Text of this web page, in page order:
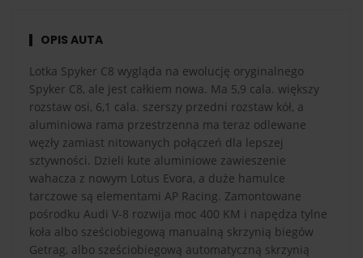
OPIS AUTA
Lotka Spyker C8 wygląda na ewolucję oryginalnego
Spyker C8, ale jest całkiem nowa. Ma 5,9 cala. większy
rozstaw osi, 6,1 cala. szerszy przedni rozstaw kół, a
aluminiowa rama przestrzenna ma teraz odlewane
węzły zamiast nitowanych połączeń dla lepszej
sztywności. Dzieli kute aluminiowe zawieszenie
wahacza z nowym Lotus Evora, a duże hamulce
tarczowe są elementami AP Racing. Zamontowane
pośrodku Audi V-8 rozwija moc 400 KM i napędza tylne
koła albo sześciobiegową manualną skrzynią biegów
Getrag, albo sześciobiegową automatyczną skrzynią